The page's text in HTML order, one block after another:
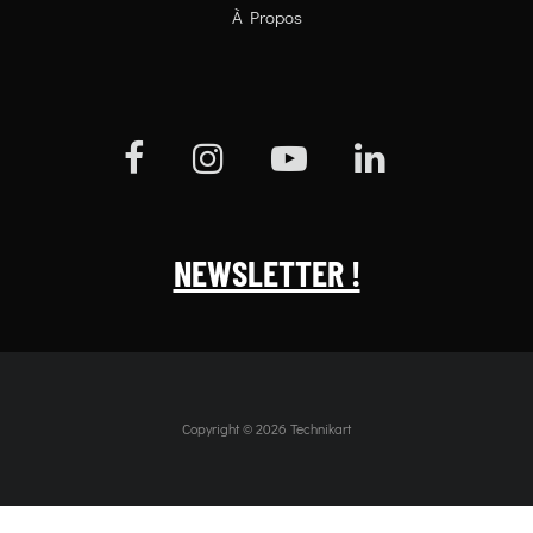
À Propos
NEWSLETTER !
Copyright © 2026 Technikart